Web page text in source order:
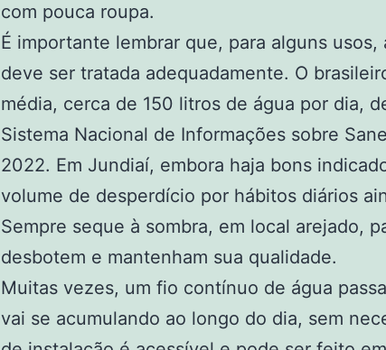
com pouca roupa.
É importante lembrar que, para alguns usos,
deve ser tratada adequadamente. O
média, cerca de 150 litros de água por dia,
Sistema Nacional de Informações sobre
2022. Em Jundiaí, embora haja bons
volume de desperdício por hábitos diários
Sempre seque à sombra, em local arejado,
desbotem e mantenham sua qualidade.
Muitas vezes, um fio contínuo de água
vai se acumulando ao longo do dia, sem